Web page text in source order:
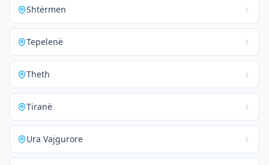
Shtërmen
Tepelenë
Theth
Tiranë
Ura Vajgurore